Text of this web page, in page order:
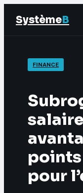
SystèmeB
Finance
Éducation &
Marketing
FINANCE
pour